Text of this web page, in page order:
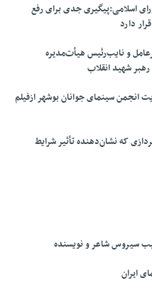
اسلامی:پیگیری جدی برای رفع
دارد
و نایب‌رئیس هیأت‌مدیره
شهید انقلاب
انجمن سینمای جوانان بوشهر ازفیلم
بیمه‌پردازی که نشان‌دهنده تأثیر شرایط
سیروس شاعر و نویسنده
ایران